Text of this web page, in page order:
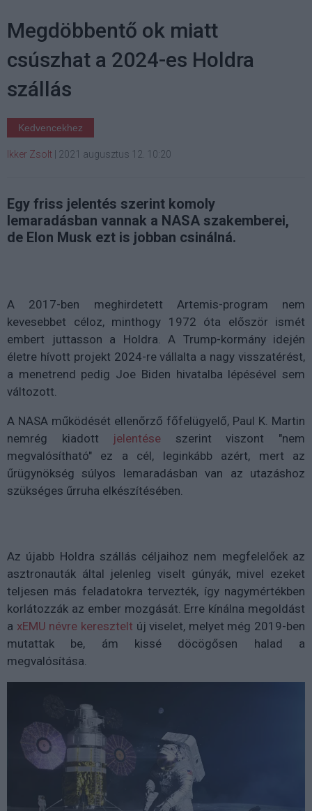
Megdöbbentő ok miatt
csúszhat a 2024-es Holdra
szállás
Kedvencekhez
Ikker Zsolt | 2021 augusztus 12. 10:20
Egy friss jelentés szerint komoly
lemaradásban vannak a NASA szakemberei,
de Elon Musk ezt is jobban csinálná.
A 2017-ben meghirdetett Artemis-program nem
kevesebbet céloz, minthogy 1972 óta először ismét
embert juttasson a Holdra. A Trump-kormány idején
életre hívott projekt 2024-re vállalta a nagy visszatérést,
a menetrend pedig Joe Biden hivatalba lépésével sem
változott.
A NASA működését ellenőrző főfelügyelő, Paul K. Martin
nemrég kiadott jelentése szerint viszont "nem
megvalósítható" ez a cél, leginkább azért, mert az
űrügynökség súlyos lemaradásban van az utazáshoz
szükséges űrruha elkészítésében.
Az újabb Holdra szállás céljaihoz nem megfelelőek az
asztronauták által jelenleg viselt gúnyák, mivel ezeket
teljesen más feladatokra tervezték, így nagymértékben
korlátozzák az ember mozgását. Erre kínálna megoldást
a xEMU névre keresztelt új viselet, melyet még 2019-ben
mutattak be, ám kissé döcögősen halad a
megvalósítása.